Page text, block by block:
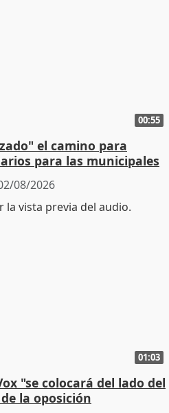
00:55
el camino para
para las municipales
08/2026
01:03
"se colocará del lado del
la oposición